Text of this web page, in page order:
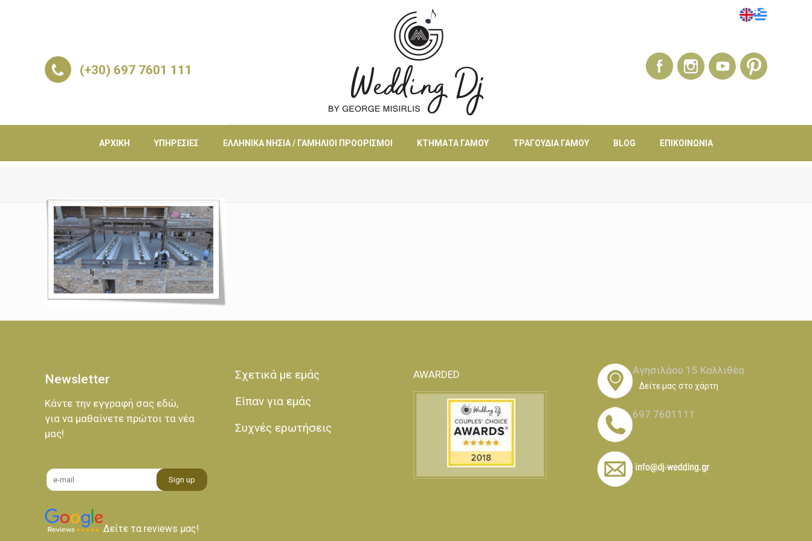
(+30) 697 7601 111
ΑΡΧΙΚΉ ΥΠΗΡΕΣΊΕΣ ΕΛΛΗΝΙΚΆ ΝΗΣΙΆ / ΓΑΜΉΛΙΟΙ ΠΡΟΟΡΙΣΜΟΊ ΚΤΉΜΑΤΑ ΓΆΜΟΥ ΤΡΑΓΟΎΔΙΑ ΓΆΜΟΥ BLOG ΕΠΙΚΟΙΝΩΝΊΑ
Newsletter
Κάντε την εγγραφή σας εδώ,
για να μαθαίνετε πρώτοι τα νέα
μας!
Δείτε τα reviews μας!
Σχετικά με εμάς
Είπαν για εμάς
Συχνές ερωτήσεις
AWARDED Αγησιλάου 15 Καλλιθέα
Δείτε μας στο χάρτη
697 7601111